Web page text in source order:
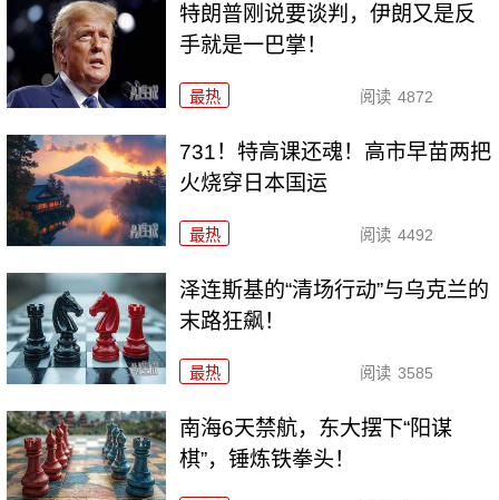
特朗普刚说要谈判，伊朗又是反
手就是一巴掌！
最热 阅读 4872
731！特高课还魂！高市早苗两把
火烧穿日本国运
最热 阅读 4492
泽连斯基的“清场行动”与乌克兰的
末路狂飙！
最热 阅读 3585
南海6天禁航，东大摆下“阳谋
棋”，锤炼铁拳头！